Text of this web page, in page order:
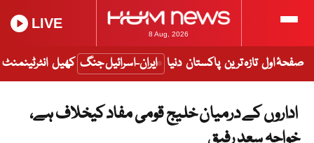
8 Aug, 2026
LIVE
صفحۂ اول تازہ ترین پاکستان دنیا ایران-اسرائیل جنگ کھیل انٹرٹینمنٹ
اداروں کے درمیان خلیج قومی مفاد کیخلاف ہے،